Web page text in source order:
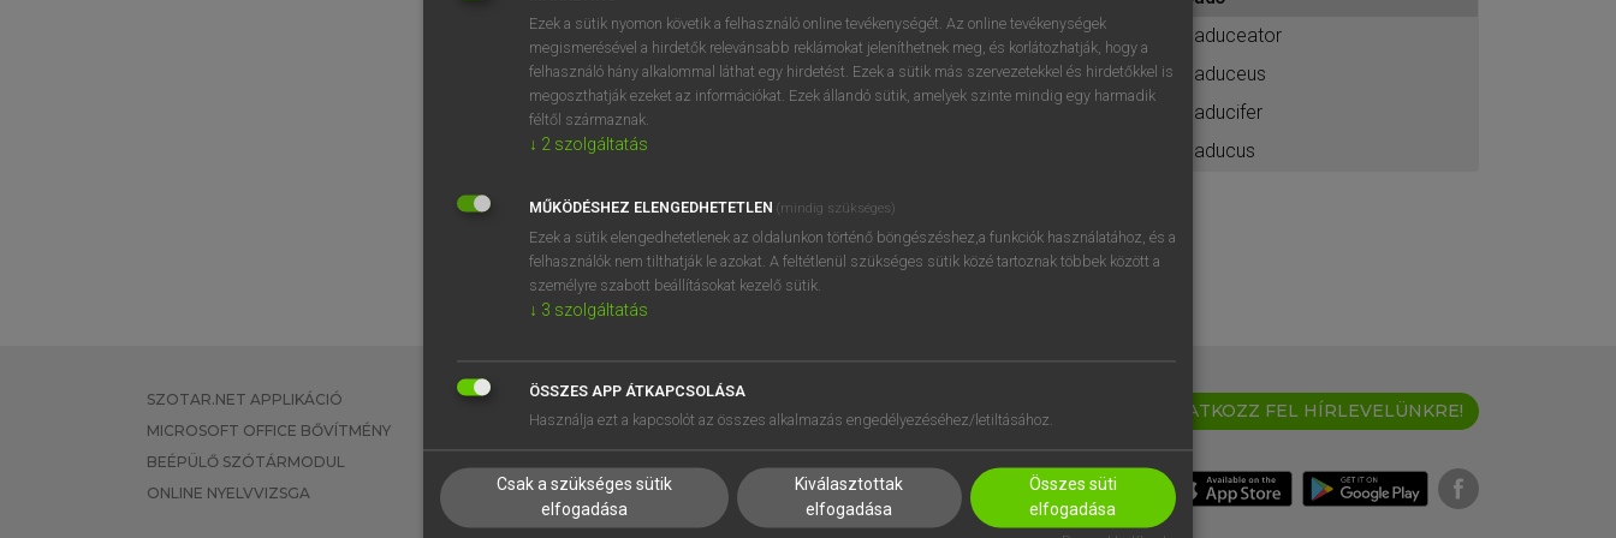
BELÉPÉS
próbaverziójának elindításához
regisztrálok ésbelépek.
REGISZTRÁCIÓ
caduceator
caduceus
caducifer
caducus
SZOTAR.NET APPLIKÁCIÓ
MICROSOFT OFFICE BŐVÍTMÉNY
BEÉPÜLŐ SZÓTÁRMODUL
ONLINE NYELVVIZSGA
EGYÉNI FELHASZNÁLÓKNAK
TANULÓKNAK
VÁLLALATI MEGOLDÁSOK
SÚGÓ
RÓLUNK
SÜTI BEÁLLÍTÁSOK
IRATKOZZ FEL HÍRLEVELÜNKRE!
Ezek a sütik nyomon követik a felhasználó online tevékenységét. Az online tevékenységek
megismerésével a hirdetők relevánsabb reklámokat jeleníthetnek meg, és korlátozhatják, hogy a
felhasználó hány alkalommal láthat egy hirdetést. Ezek a sütik más szervezetekkel és hirdetőkkel is
megoszthatják ezeket az információkat. Ezek állandó sütik, amelyek szinte mindig egy harmadik
féltől származnak.
↓ 2 szolgáltatás
MŰKÖDÉSHEZ ELENGEDHETETLEN (mindig szükséges)
Ezek a sütik elengedhetetlenek az oldalunkon történő böngészéshez,a funkciók használatához, és a
felhasználók nem tilthatják le azokat. A feltétlenül szükséges sütik közé tartoznak többek között a
személyre szabott beállításokat kezelő sütik.
↓ 3 szolgáltatás
ÖSSZES APP ÁTKAPCSOLÁSA
Használja ezt a kapcsolót az összes alkalmazás engedélyezéséhez/letiltásához.
Csak a szükséges sütik
elfogadása
Kiválasztottak
elfogadása
Összes süti
elfogadása